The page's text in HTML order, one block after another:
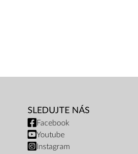
SLEDUJTE NÁS
Facebook
Youtube
Instagram